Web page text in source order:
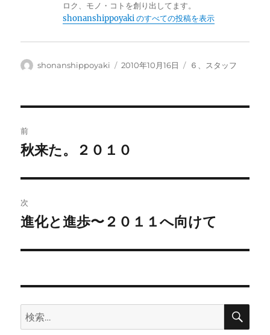
ロク、モノ・コトを創り出してます。
shonanshippoyaki のすべての投稿を表示
投
shonanshippoyaki
投
2010年10月16日
カ
６、スタッフ
稿
ビ
ゲ
ー
ン
前
前
投
稿:
秋来た。２０１０
次
次
投
進化と進歩〜２０１１へ向けて
検
索:
検